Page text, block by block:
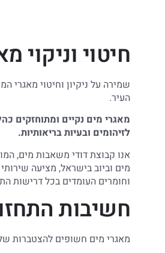
חיטוי וניקוי
שמירה על ניקיון וחיטוי מאגרי
העיר.
מאגרי מים נקיים ומתוחזקים
לזיהומים ובעיות בריאותיות.
אנו קבוצת דודי משאבות מים,
מים וביוב בישראל, מציעה
וחומרים העומדים בכל דרישות
חשיבות
מאגרי מים חשופים להצטברות